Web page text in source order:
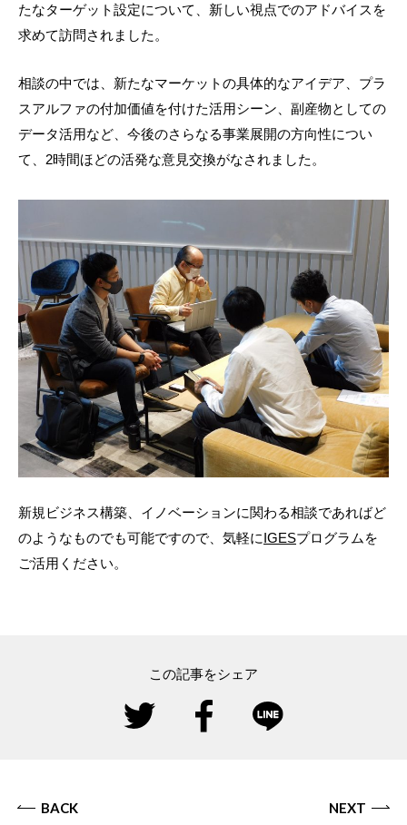
たなターゲット設定について、新しい視点でのアドバイスを
求めて訪問されました。
相談の中では、新たなマーケットの具体的なアイデア、プラ
スアルファの付加価値を付けた活用シーン、副産物としての
データ活用など、今後のさらなる事業展開の方向性につい
て、2時間ほどの活発な意見交換がなされました。
新規ビジネス構築、イノベーションに関わる相談であればど
のようなものでも可能ですので、気軽にIGESプログラムを
ご活用ください。
この記事をシェア
BACK NEXT